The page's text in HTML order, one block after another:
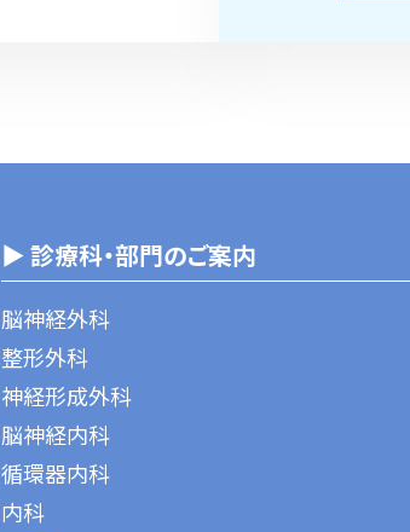
▶ 診療科・部門のご案内
脳神経外科
整形外科
神経形成外科
脳神経内科
循環器内科
内科